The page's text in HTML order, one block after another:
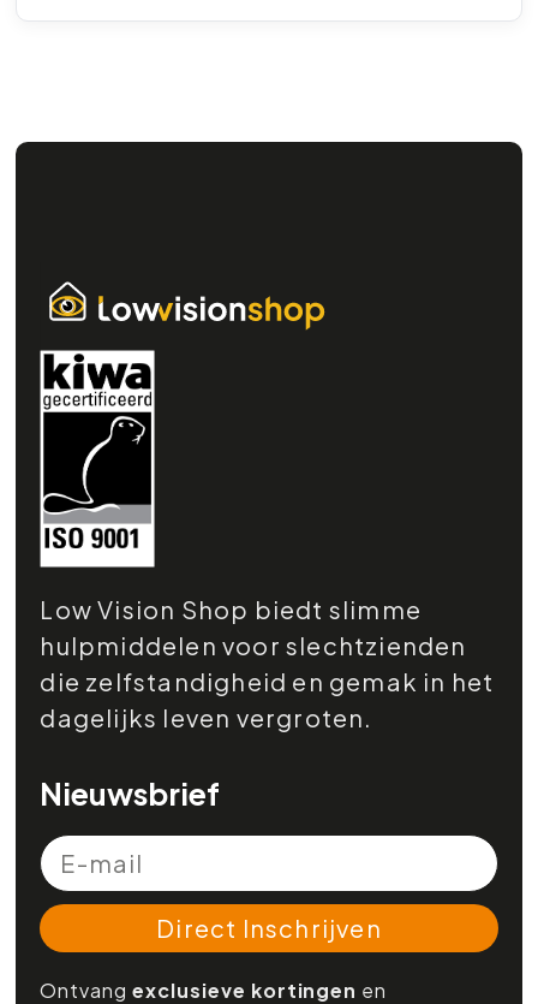
Low Vision Shop biedt slimme
hulpmiddelen voor slechtzienden
die zelfstandigheid en gemak in het
dagelijks leven vergroten.
Nieuwsbrief
Direct Inschrijven
Ontvangexclusieve kortingen en